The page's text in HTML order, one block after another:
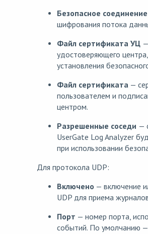
Безопасное соединение
шифрования потока
Файл сертификата УЦ
удостоверяющего
установления
Файл сертификата —
пользователем и
центром.
Разрешенные соседи —
UserGate Log Analyzer
при использовании
Для протокола UDP:
Включено — включение
UDP для приема
Порт — номер порта,
событий. По умолчанию